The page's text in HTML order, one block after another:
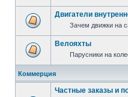
Двигатели
Зачем движки на
Велояхты
Парусники на
Коммерция
Частные заказы и